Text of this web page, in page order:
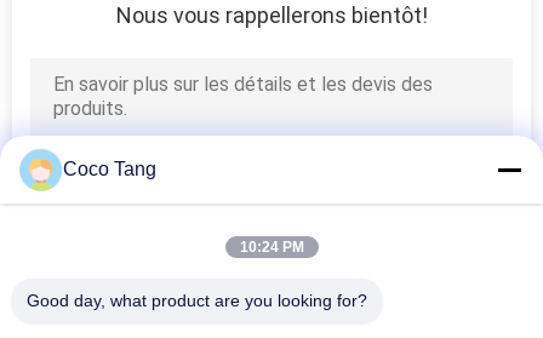
Rayonnage de
magasin de
nourriture
Nous vous rappellerons bientôt!
Coco Tang
10:24 PM
Good day, what product are you looking for?